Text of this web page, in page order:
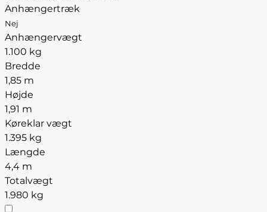
Anhængertræk
Nej
Anhængervægt
1.100 kg
Bredde
1,85 m
Højde
1,91 m
Køreklar vægt
1.395 kg
Længde
4,4 m
Totalvægt
1.980 kg